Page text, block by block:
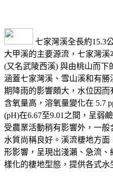
七家灣溪全長約15.3
大甲溪的主要源流，七家灣
(又名武陵西溪) 與由桃山而
涵蓋七家灣溪、雪山溪和有
期降雨的影響頗大，水位因而
含氧量高，溶氧量變化在 5.7
(pH)在6.67至9.01之間，呈弱
受農業活動稍有影響外，一
水質尚稱良好。溪流棲地方
形影響，呈現出淺瀨、急流
樣化的棲地型態，提供各式水